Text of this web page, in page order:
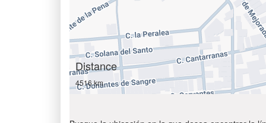
Distance
4516 km